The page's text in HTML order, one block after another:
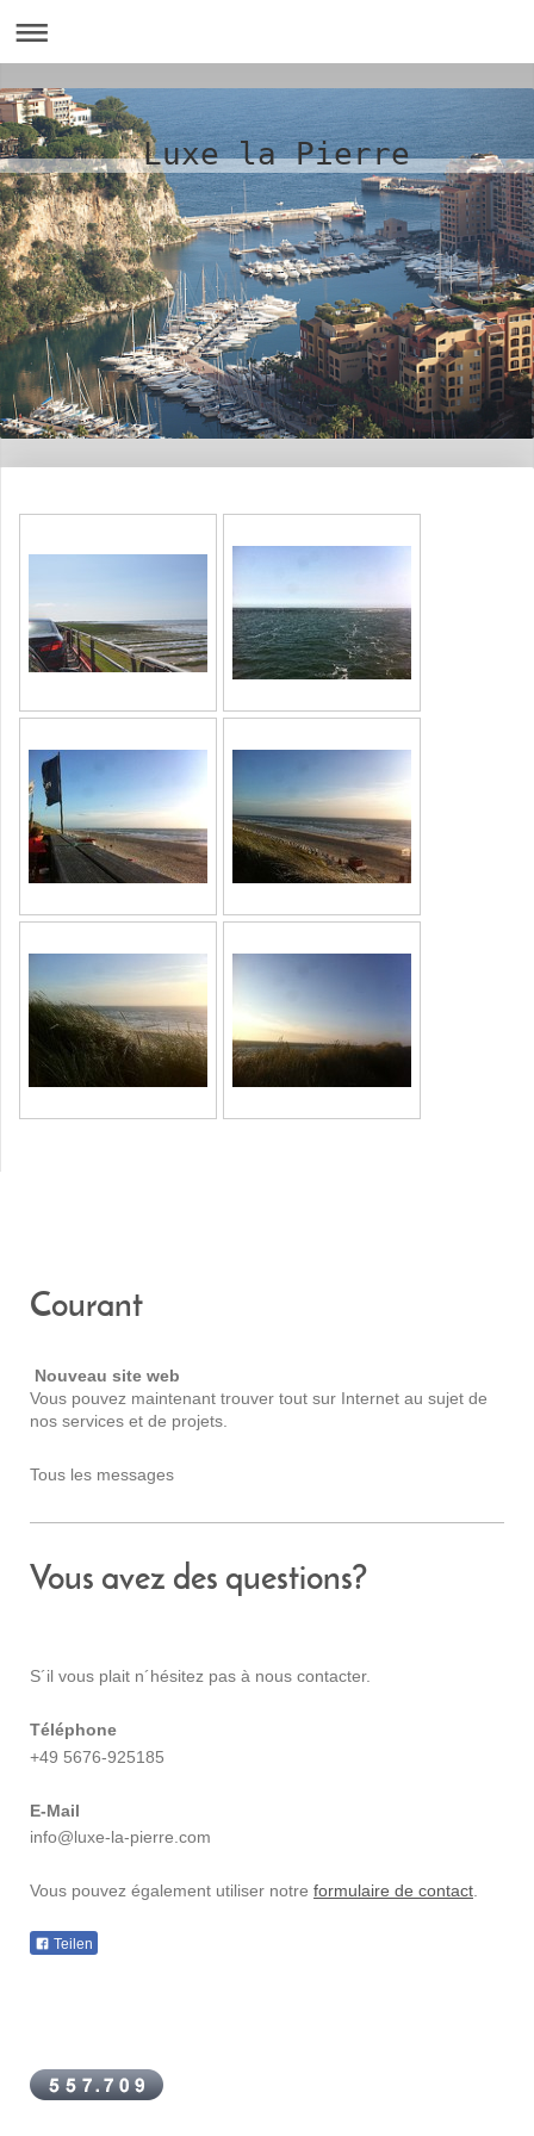
Luxe la Pierre
Courant
Nouveau site web
Vous pouvez maintenant trouver tout sur Internet au sujet de
nos services et de projets.
Tous les messages
Vous avez des questions?
S´il vous plait n´hésitez pas à nous contacter.
Téléphone
+49 5676-925185
E-Mail
info@luxe-la-pierre.com
Vous pouvez également utiliser notre formulaire de contact
Teilen